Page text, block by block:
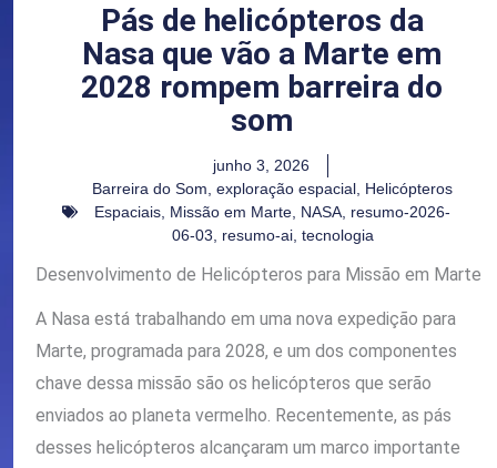
Pás de helicópteros da
Nasa que vão a Marte em
2028 rompem barreira do
som
junho 3, 2026
Barreira do Som exploração espacial Helicópteros
Espaciais Missão em Marte NASA resumo-2026-
06-03
resumo-ai, tecnologia
Desenvolvimento de Helicópteros para Missão em Marte
A Nasa está trabalhando em uma nova expedição para
Marte, programada para 2028, e um dos componentes
chave dessa missão são os helicópteros que serão
enviados ao planeta vermelho. Recentemente, as pás
desses helicópteros alcançaram um marco importante